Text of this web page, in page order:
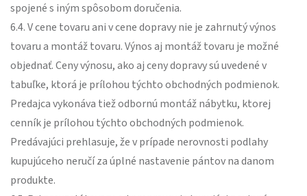
spojené s iným spôsobom doručenia.
6.4. V cene tovaru ani v cene dopravy nie je zahrnutý výnos
tovaru a montáž tovaru. Výnos aj montáž tovaru je možné
objednať. Ceny výnosu, ako aj ceny dopravy sú uvedené v
tabuľke, ktorá je prílohou týchto obchodných podmienok.
Predajca vykonáva tiež odbornú montáž nábytku, ktorej
cenník je prílohou týchto obchodných podmienok.
Predávajúci prehlasuje, že v prípade nerovnosti podlahy
kupujúceho neručí za úplné nastavenie pántov na danom
produkte.